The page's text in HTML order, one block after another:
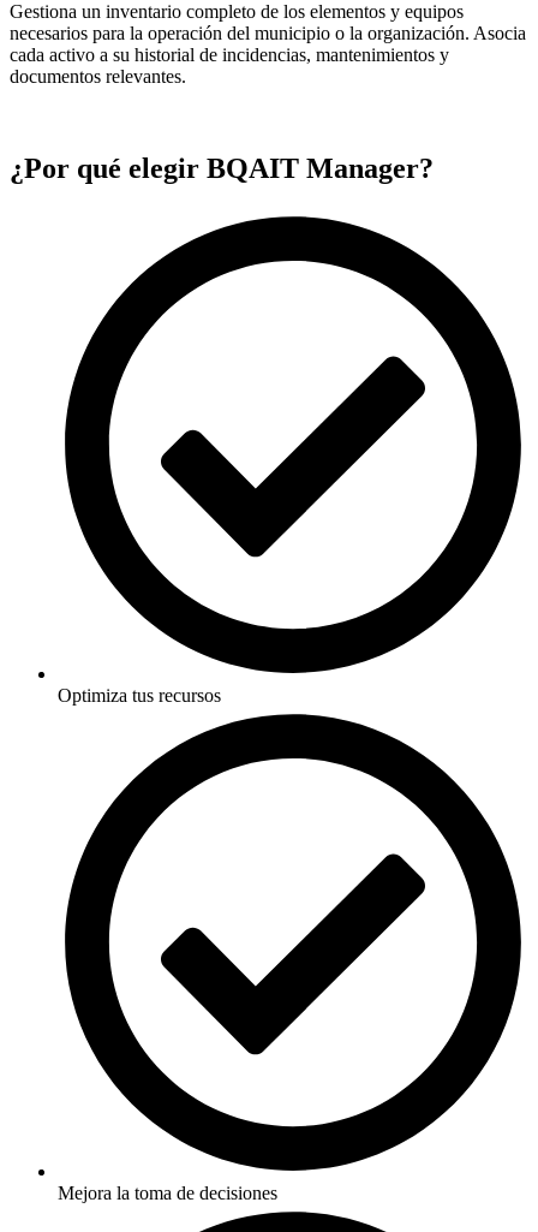
Gestiona un inventario completo de los elementos y equipos
necesarios para la operación del municipio o la organización. Asocia
cada activo a su historial de incidencias, mantenimientos y
documentos relevantes.
¿Por qué elegir BQAIT Manager?
Optimiza tus recursos
Mejora la toma de decisiones